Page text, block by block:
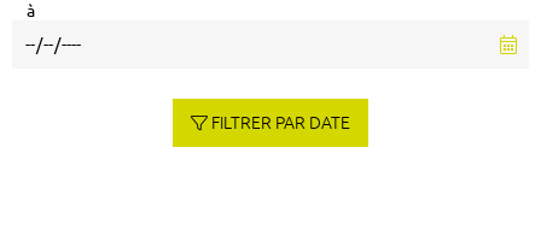
à
FILTRER PAR DATE